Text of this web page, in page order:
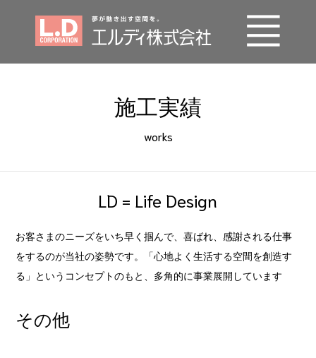
エルディの技術
採用情報
施工実績
works
LD = Life Design
お客さまのニーズをいち早く掴んで、喜ばれ、感謝される仕事
をするのが当社の姿勢です。「心地よく生活する空間を創造す
る」というコンセプトのもと、多角的に事業展開しています
その他